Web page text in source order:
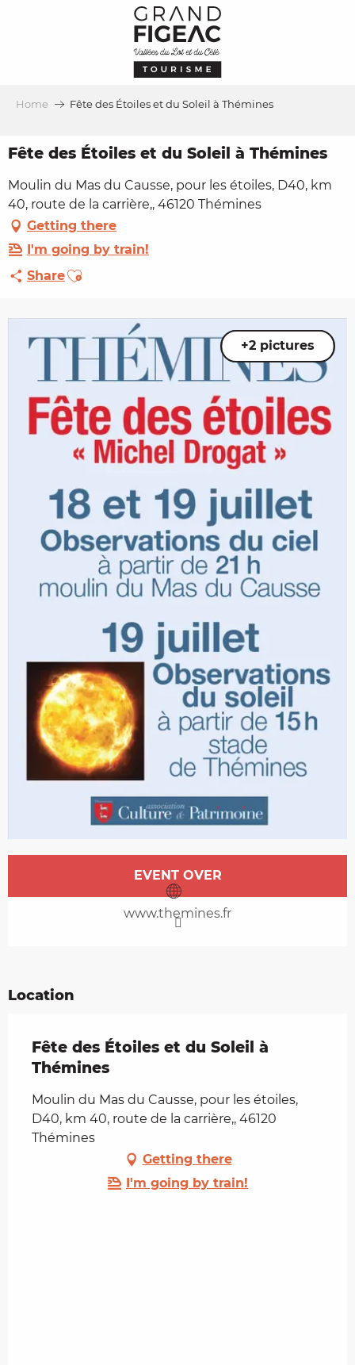
Home Fête des Étoiles et du Soleil à Thémines
Fête des Étoiles et du Soleil à Thémines
Moulin du Mas du Causse, pour les étoiles, D40, km
40, route de la carrière,, 46120 Thémines
Getting there
I'm going by train!
ShareAjouter aux favoris
+2 pictures
Opening hours & contact details
EVENT OVER
www.themines.fr
Location
Fête des Étoiles et du Soleil à
Thémines
Moulin du Mas du Causse, pour les étoiles,
D40, km 40, route de la carrière,, 46120
Thémines
Getting there
I'm going by train!